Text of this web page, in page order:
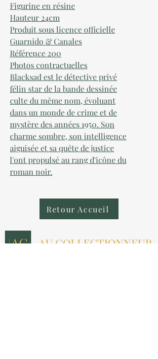
Figurine en résine
Hauteur 24cm
Produit sous licence officielle
Guarnido & Canales
Référence 200
Photos contractuelles
Blacksad est le détective privé
félin star de la bande dessinée
culte du même nom, évoluant
dans un monde de crime et de
mystère des années 1950. Son
charme sombre, son intelligence
aiguisée et sa quête de justice
l'ont propulsé au rang d'icône du
roman noir.
Retour Accueil
AU COLLECTIONNEUR